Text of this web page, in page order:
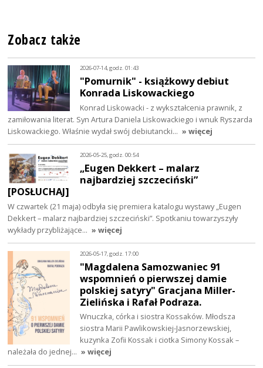
Zobacz także
2026-07-14, godz. 01:43
"Pomurnik" - książkowy debiut
Konrada Liskowackiego
Konrad Liskowacki - z wykształcenia prawnik, z
zamiłowania literat. Syn Artura Daniela Liskowackiego i wnuk Ryszarda
Liskowackiego. Właśnie wydał swój debiutancki… » więcej
2026-05-25, godz. 00:54
„Eugen Dekkert – malarz
najbardziej szczeciński”
[POSŁUCHAJ]
W czwartek (21 maja) odbyła się premiera katalogu wystawy „Eugen
Dekkert – malarz najbardziej szczeciński”. Spotkaniu towarzyszyły
wykłady przybliżające… » więcej
2026-05-17, godz. 17:00
"Magdalena Samozwaniec 91
wspomnień o pierwszej damie
polskiej satyry" Gracjana Miller-
Zielińska i Rafał Podraza.
Wnuczka, córka i siostra Kossaków. Młodsza
siostra Marii Pawlikowskiej-Jasnorzewskiej,
kuzynka Zofii Kossak i ciotka Simony Kossak –
należała do jednej… » więcej